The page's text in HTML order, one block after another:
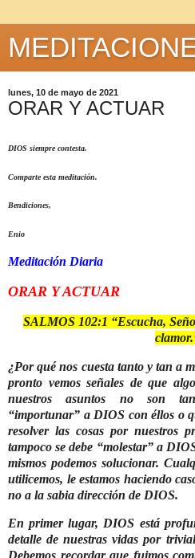
lunes, 10 de mayo de 2021
ORAR Y ACTUAR
DIOS siempre contesta.
Comparte esta meditación.
Bendiciones,
Enio
Meditación Diaria
ORAR Y ACTUAR
SALMOS 102:1 “Escucha,
¿Por qué nos cuesta tanto y tan a
pronto vemos señales de que
nuestros asuntos no son
“importunar” a DIOS con éllos o
resolver las cosas por nuestros
tampoco se debe “molestar” a
mismos podemos solucionar.
utilicemos, le estamos haciendo
no a la sabia dirección de DIOS.
En primer lugar, DIOS está
detalle de nuestras vidas por